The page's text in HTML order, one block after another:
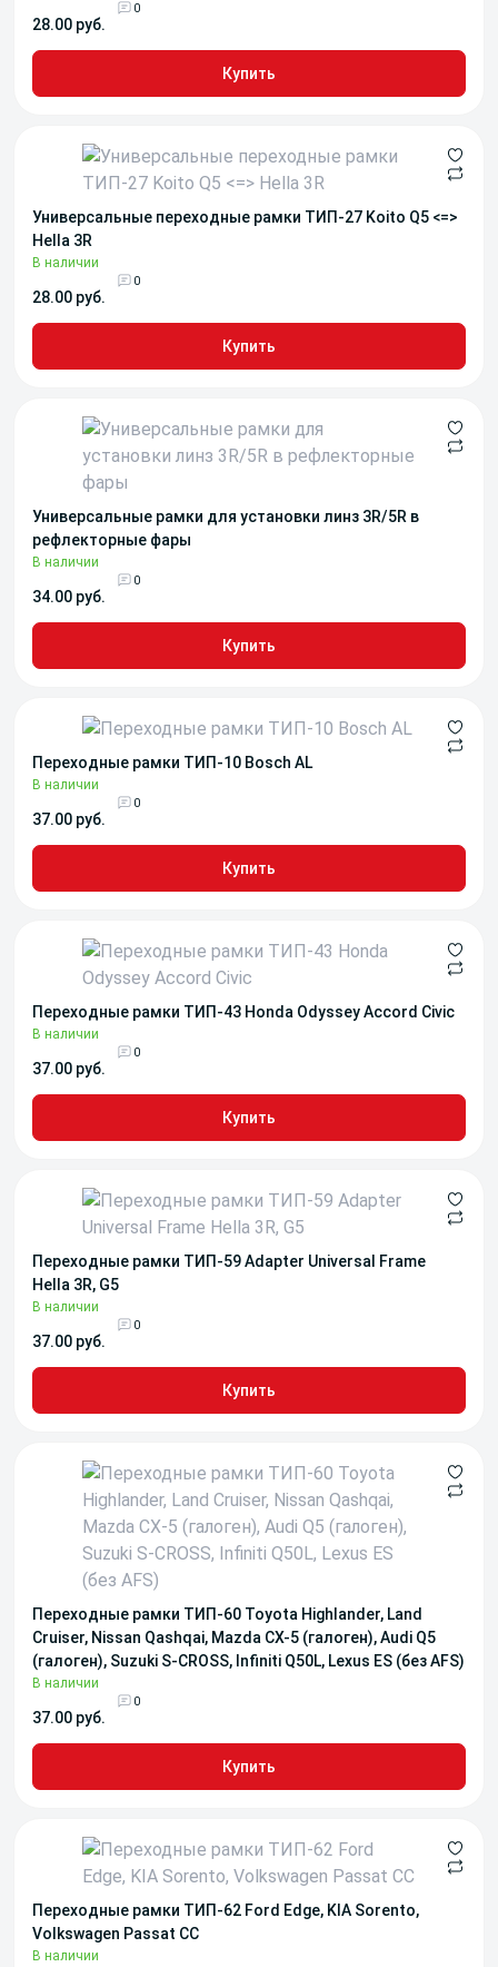
0
28.00 руб.
Купить
Универсальные переходные рамки ТИП-27 Koito Q5 <=>
Hella 3R
В наличии
0
28.00 руб.
Купить
Универсальные рамки для установки линз 3R/5R в
рефлекторные фары
В наличии
0
34.00 руб.
Купить
Переходные рамки ТИП-10 Bosch AL
В наличии
0
37.00 руб.
Купить
Переходные рамки ТИП-43 Honda Odyssey Accord Civic
В наличии
0
37.00 руб.
Купить
Переходные рамки ТИП-59 Adapter Universal Frame
Hella 3R, G5
В наличии
0
37.00 руб.
Купить
Переходные рамки ТИП-60 Toyota Highlander, Land
Cruiser, Nissan Qashqai, Mazda CX-5 (галоген), Audi Q5
(галоген), Suzuki S-CROSS, Infiniti Q50L, Lexus ES (без AFS)
В наличии
0
37.00 руб.
Купить
Переходные рамки ТИП-62 Ford Edge, KIA Sorento,
Volkswagen Passat CC
В наличии